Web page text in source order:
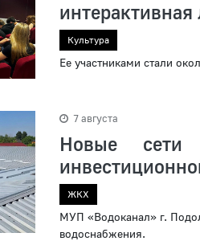
Культура
Ее участниками стали
7 августа
Новые
ЖКХ
МУП «Водоканал» г.
водоснабжения.